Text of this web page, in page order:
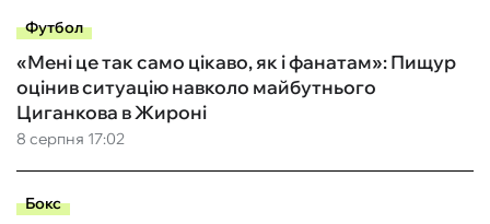
Футбол
8 серпня 17:02
«Мені це так само цікаво, як і фанатам»: Пищур
оцінив ситуацію навколо майбутнього
Циганкова в Жироні
Бокс